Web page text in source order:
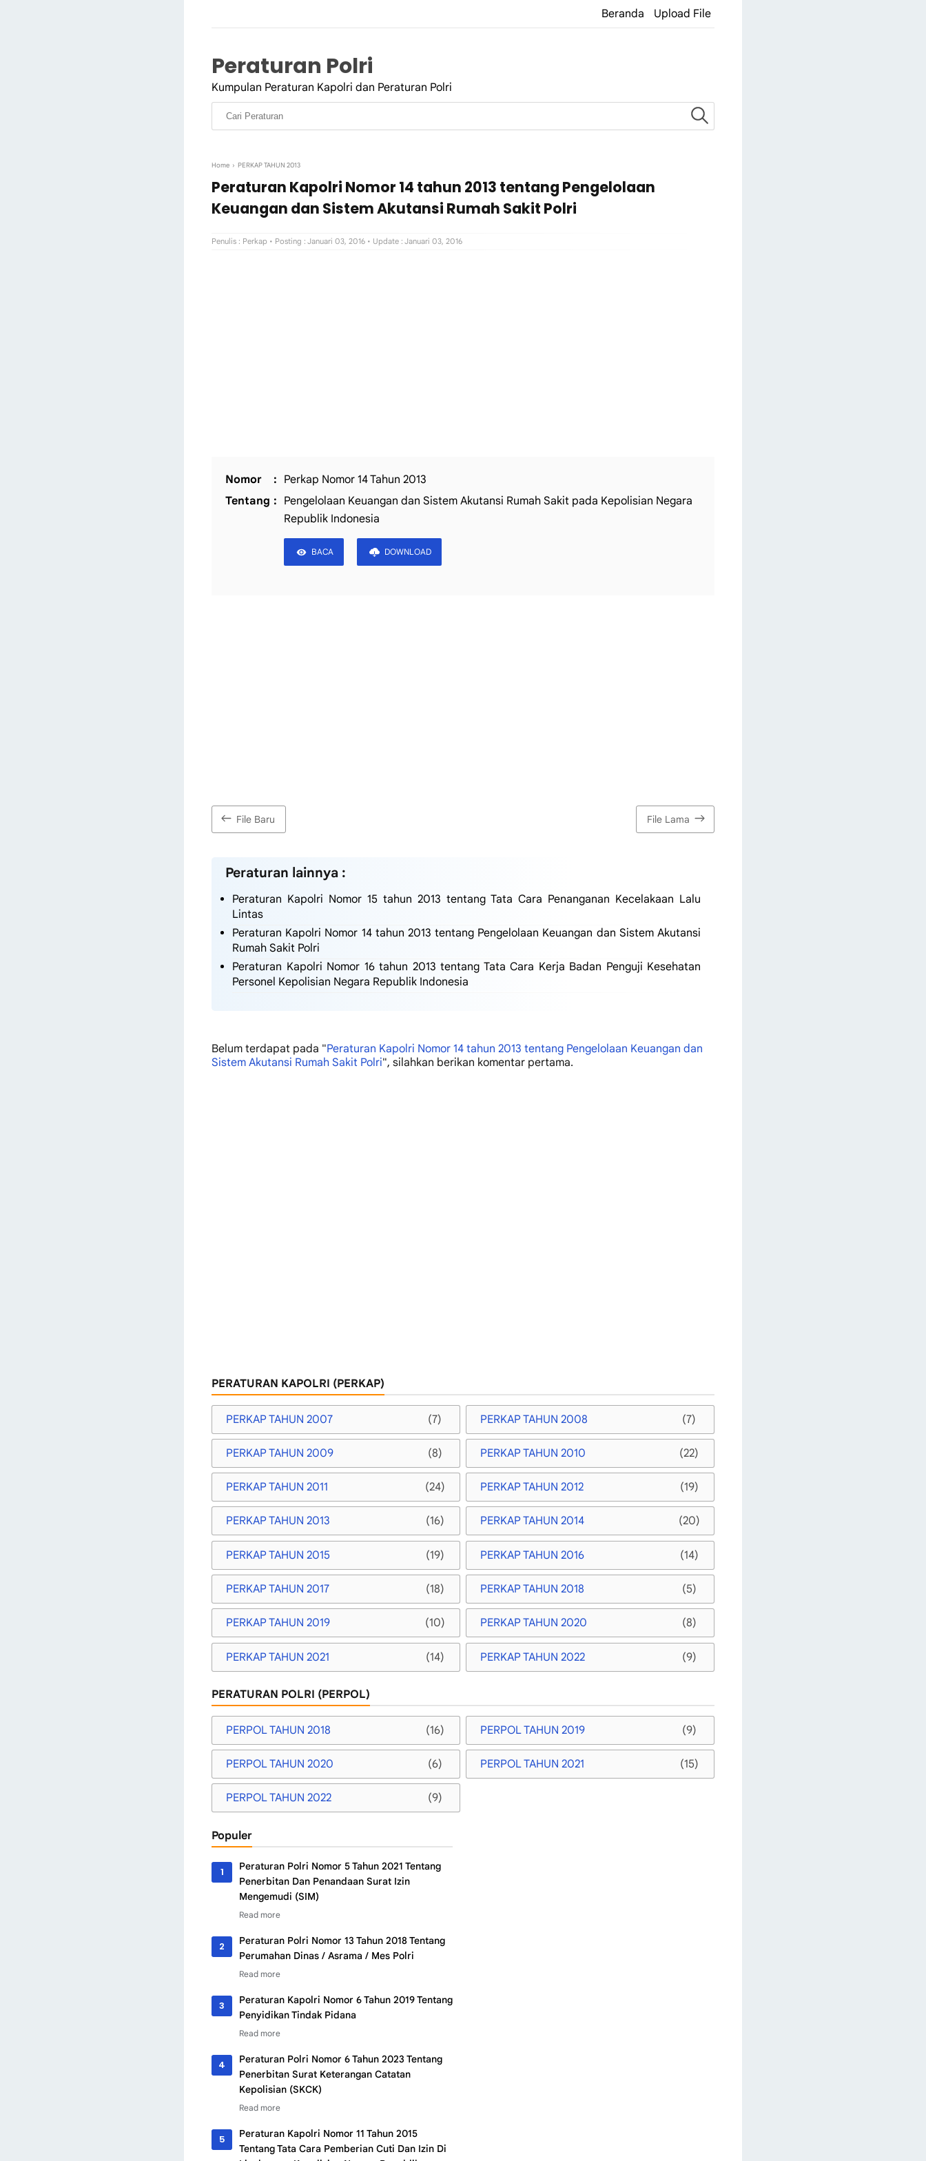
Beranda Upload File
Peraturan Polri
Kumpulan Peraturan Kapolri dan Peraturan Polri
Home › PERKAP TAHUN 2013
Peraturan Kapolri Nomor 14 tahun 2013 tentang Pengelolaan
Keuangan dan Sistem Akutansi Rumah Sakit Polri
Penulis : Perkap • Posting : Januari 03, 2016 • Update : Januari 03, 2016
Nomor
Perkap Nomor 14 Tahun 2013
Tentang
Pengelolaan Keuangan dan Sistem Akutansi Rumah Sakit pada Kepolisian Negara
Republik Indonesia
BACA DOWNLOAD
File Baru File Lama
Peraturan lainnya :
Peraturan Kapolri Nomor 15 tahun 2013 tentang Tata Cara Penanganan Kecelakaan Lalu
Lintas
Peraturan Kapolri Nomor 14 tahun 2013 tentang Pengelolaan Keuangan dan Sistem Akutansi
Rumah Sakit Polri
Peraturan Kapolri Nomor 16 tahun 2013 tentang Tata Cara Kerja Badan Penguji Kesehatan
Personel Kepolisian Negara Republik Indonesia
Belum terdapat pada "Peraturan Kapolri Nomor 14 tahun 2013 tentang Pengelolaan Keuangan dan
Sistem Akutansi Rumah Sakit Polri", silahkan berikan komentar pertama.
PERATURAN KAPOLRI (PERKAP)
PERKAP TAHUN 2007 (7) PERKAP TAHUN 2008 (7)
PERKAP TAHUN 2009 (8) PERKAP TAHUN 2010 (22)
PERKAP TAHUN 2011 (24) PERKAP TAHUN 2012 (19)
PERKAP TAHUN 2013 (16) PERKAP TAHUN 2014 (20)
PERKAP TAHUN 2015 (19) PERKAP TAHUN 2016 (14)
PERKAP TAHUN 2017 (18) PERKAP TAHUN 2018 (5)
PERKAP TAHUN 2019 (10) PERKAP TAHUN 2020 (8)
PERKAP TAHUN 2021 (14) PERKAP TAHUN 2022 (9)
PERATURAN POLRI (PERPOL)
PERPOL TAHUN 2018 (16) PERPOL TAHUN 2019 (9)
PERPOL TAHUN 2020 (6) PERPOL TAHUN 2021 (15)
PERPOL TAHUN 2022 (9)
Populer
Peraturan Polri Nomor 5 Tahun 2021 Tentang
Penerbitan Dan Penandaan Surat Izin
Mengemudi (SIM)
Peraturan Polri Nomor 13 Tahun 2018 Tentang
Perumahan Dinas / Asrama / Mes Polri
Peraturan Kapolri Nomor 6 Tahun 2019 Tentang
Penyidikan Tindak Pidana
Peraturan Polri Nomor 6 Tahun 2023 Tentang
Penerbitan Surat Keterangan Catatan
Kepolisian (SKCK)
Peraturan Kapolri Nomor 11 Tahun 2015
Tentang Tata Cara Pemberian Cuti Dan Izin Di